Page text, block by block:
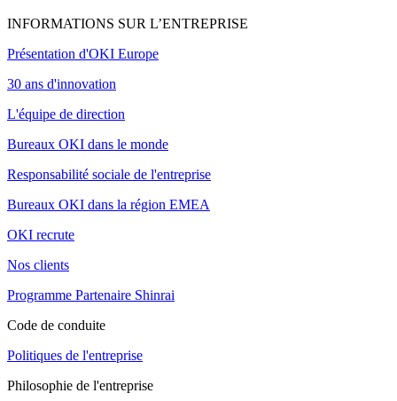
INFORMATIONS SUR L’ENTREPRISE
Présentation d'OKI Europe
30 ans d'innovation
L'équipe de direction
Bureaux OKI dans le monde
Responsabilité sociale de l'entreprise
Bureaux OKI dans la région EMEA
OKI recrute
Nos clients
Programme Partenaire Shinrai
Code de conduite
Politiques de l'entreprise
Philosophie de l'entreprise